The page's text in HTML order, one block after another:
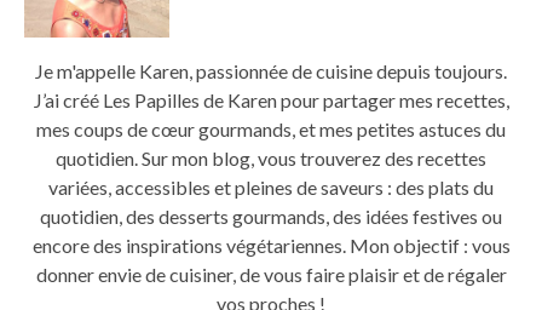
Je m'appelle Karen, passionnée de cuisine depuis toujours.
J’ai créé Les Papilles de Karen pour partager mes recettes,
mes coups de cœur gourmands, et mes petites astuces du
quotidien. Sur mon blog, vous trouverez des recettes
variées, accessibles et pleines de saveurs : des plats du
quotidien, des desserts gourmands, des idées festives ou
encore des inspirations végétariennes. Mon objectif : vous
donner envie de cuisiner, de vous faire plaisir et de régaler
vos proches !